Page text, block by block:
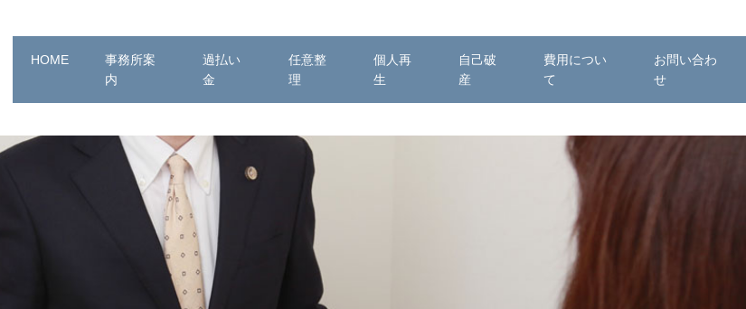
HOME
事務所案
内
過払い
金
任意整
理
個人再
生
自己破
産
費用につい
て
お問い合わ
せ